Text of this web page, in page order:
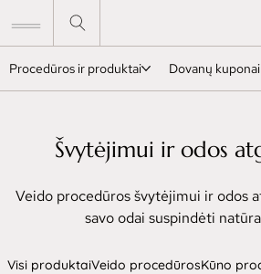
Procedūros ir produktai Dovanų kuponai
Švytėjimui ir odos
Veido procedūros švytėjimui ir odos
savo odai suspindėti
Visi produktaiVeido procedūrosKūno